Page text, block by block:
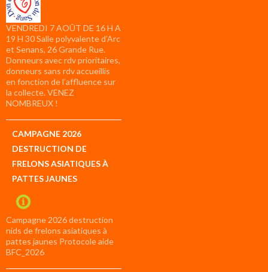
VENDREDI 7 AOÛT DE 16 H A
19 H 30 Salle polyvalente d’Arc
et Senans, 26 Grande Rue.
Donneurs avec rdv prioritaires,
donneurs sans rdv accueillis
en fonction de l’affluence sur
la collecte. VENEZ
NOMBREUX !
CAMPAGNE 2026
DESTRUCTION DE
FRELONS ASIATIQUES À
PATTES JAUNES
Campagne 2026 destruction
nids de frelons asiatiques à
pattes jaunes Protocole aide
BFC_2026